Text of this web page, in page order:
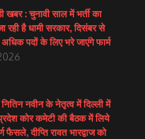
खबर : चुनावी साल में भर्ती का
रही है धामी सरकार, दिसंबर से
पदों के लिए भरे जाएंगे फार्म
नितिन नवीन के नेतृत्व में दिल्ली में
कोर कमेटी की बैठक में लिये
फैसले, दीप्ति रावत भारद्वाज को